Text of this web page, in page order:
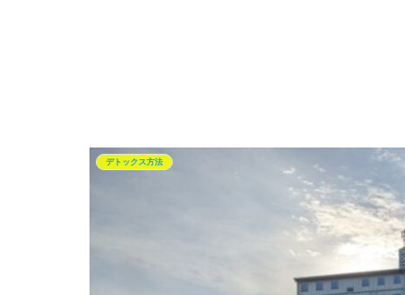
デトックス方法